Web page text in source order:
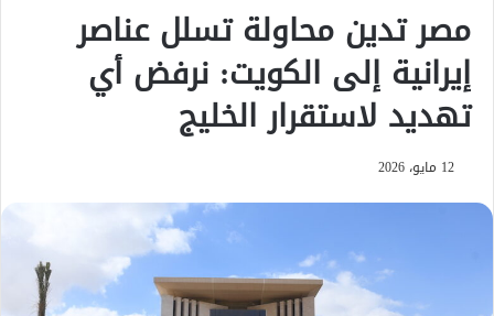
مصر تدين محاولة تسلل عناصر
إيرانية إلى الكويت: نرفض أي
تهديد لاستقرار الخليج
12 مايو، 2026